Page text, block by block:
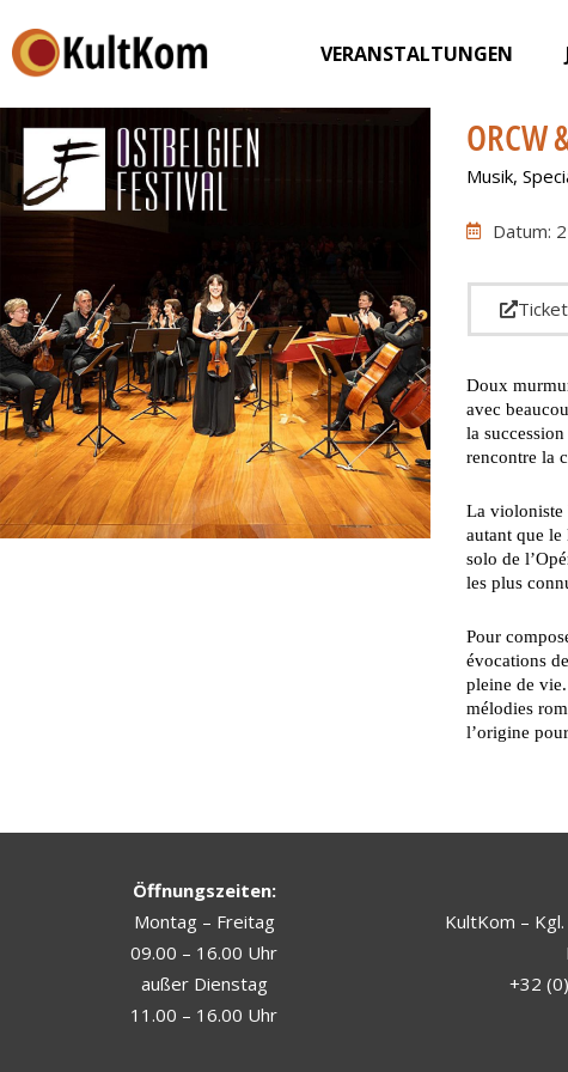
VERANSTALTUNGEN
ORCW
Musik,
Datum:
Doux
avec
la
rencontre la
La violoniste
autant que
solo de
les plus
Pour
évocations
pleine de
mélodies
l’origine
Öffnungszeiten:
Montag – Freitag
09.00 – 16.00 Uhr
außer Dienstag
11.00 – 16.00 Uhr
KultKom –
+32